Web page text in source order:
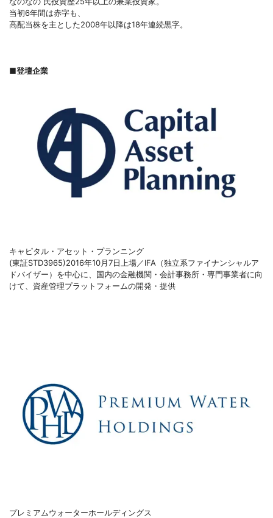
当初6年間は赤字も、
高配当株を主とした2008年以降は18年連続黒字。
■登壇企業
キャピタル・アセット・プランニング
(東証STD3965)2016年10月7日上場／IFA（独立系ファイナンシャルア
ドバイザー）を中心に、国内の金融機関・会計事務所・専門事業者に向
けて、資産管理プラットフォームの開発・提供
プレミアムウォーターホールディングス